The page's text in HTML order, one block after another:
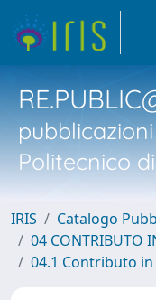
Politecnico
IRIS
Catalogo
04 CONTRIBUTO
04.1 Contributo